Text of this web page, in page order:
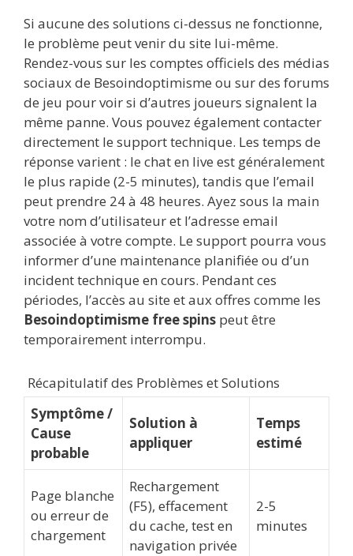
Si aucune des solutions ci-dessus ne fonctionne,
le problème peut venir du site lui-même.
Rendez-vous sur les comptes officiels des médias
sociaux de Besoindoptimisme ou sur des forums
de jeu pour voir si d’autres joueurs signalent la
même panne. Vous pouvez également contacter
directement le support technique. Les temps de
réponse varient : le chat en live est généralement
le plus rapide (2-5 minutes), tandis que l’email
peut prendre 24 à 48 heures. Ayez sous la main
votre nom d’utilisateur et l’adresse email
associée à votre compte. Le support pourra vous
informer d’une maintenance planifiée ou d’un
incident technique en cours. Pendant ces
périodes, l’accès au site et aux offres comme les
Besoindoptimisme free spins peut être
temporairement interrompu.
Récapitulatif des Problèmes et Solutions
Symptôme /
Cause
probable
Solution à
appliquer
Temps
estimé
Page blanche
ou erreur de
chargement
Rechargement
(F5), effacement
du cache, test en
navigation privée
2-5
minutes